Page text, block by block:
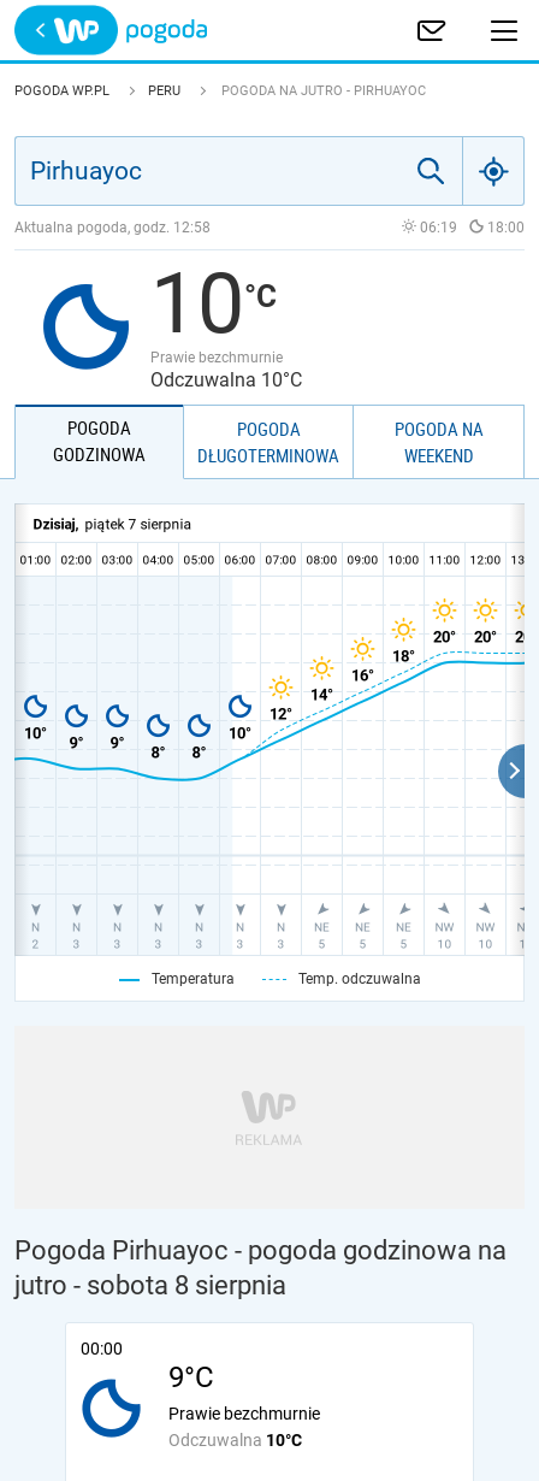
Trwa ładowanie
POLSKA
JAKOŚĆ POWIETRZA
POGODA WP.PL PERU POGODA NA JUTRO - PIRHUAYOC
Aktualna pogoda, godz. 12:58 06:19 18:00
10
Prawie bezchmurnie
Odczuwalna 10°C
POGODA
GODZINOWA
POGODA
DŁUGOTERMINOWA
POGODA NA
WEEKEND
Temperatura Temp. odczuwalna
Pogoda Pirhuayoc - pogoda godzinowa na
jutro - sobota 8 sierpnia
00:00
9°C
Odczuwalna 10°C
Prawie bezchmurnie